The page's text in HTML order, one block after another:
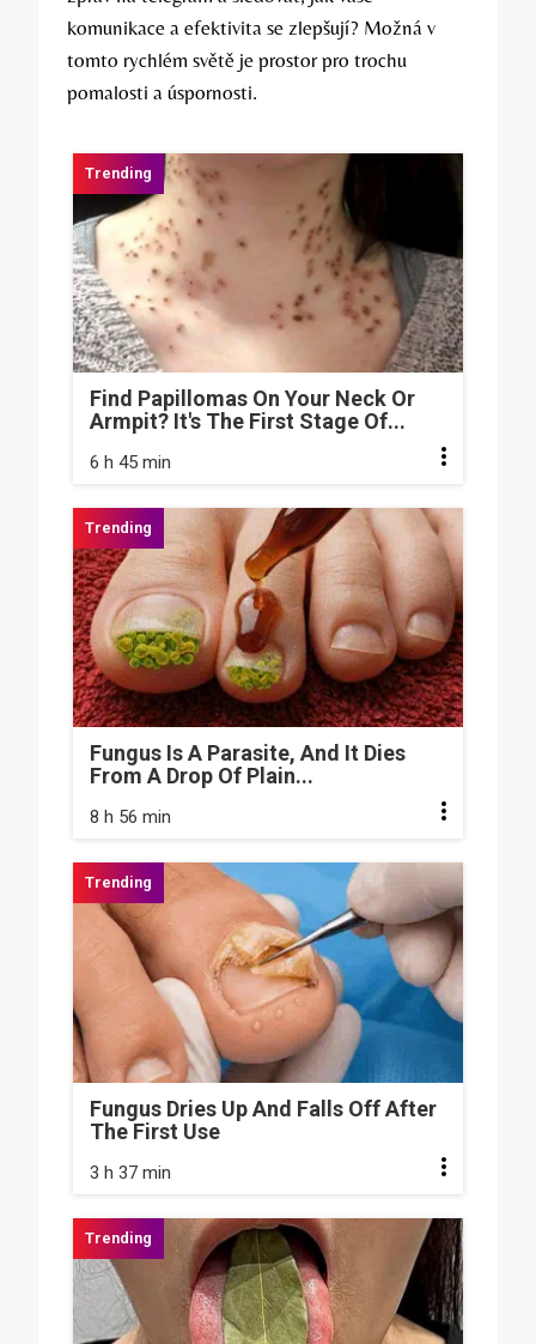
komunikace a efektivita se zlepšují? Možná v
tomto rychlém světě je prostor pro trochu
pomalosti a úspornosti.
Find Papillomas On Your Neck Or
Armpit? It's The First Stage Of...
6 h 45 min
Fungus Is A Parasite, And It Dies
From A Drop Of Plain...
8 h 56 min
Fungus Dries Up And Falls Off After
The First Use
3 h 37 min